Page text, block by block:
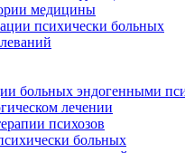
медицины
психически больных
больных эндогенными
лечении
психозов
больных